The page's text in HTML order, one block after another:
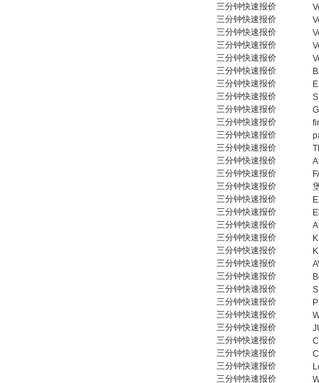
三分钟快速报价
三分钟快速报价
三分钟快速报价
三分钟快速报价
三分钟快速报价
三分钟快速报价
三分钟快速报价
三分钟快速报价
三分钟快速报价
三分钟快速报价
三分钟快速报价
三分钟快速报价
三分钟快速报价
三分钟快速报价
三分钟快速报价
三分钟快速报价
三分钟快速报价
三分钟快速报价
三分钟快速报价
三分钟快速报价
三分钟快速报价
三分钟快速报价
三分钟快速报价
三分钟快速报价
三分钟快速报价
三分钟快速报价
三分钟快速报价
三分钟快速报价
三分钟快速报价
三分钟快速报价